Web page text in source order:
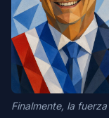
Finalmente, la